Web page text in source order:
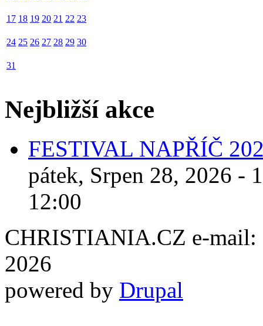
17 18 19 20 21 22 23
24 25 26 27 28 29 30
31
Nejbližší akce
FESTIVAL NAPŘÍČ
pátek, Srpen 28, 2026 -
12:00
CHRISTIANIA.CZ e-mail:
2026
powered by Drupal